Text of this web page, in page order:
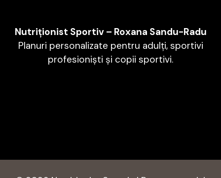
Nutriționist Sportiv – Roxana Sandu-Radu
Planuri personalizate pentru adulți, sportivi
profesioniști și copii sportivi.